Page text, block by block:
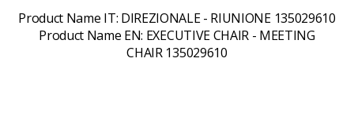
Product Name IT: DIREZIONALE - RIUNIONE 135029610
Product Name EN: EXECUTIVE CHAIR - MEETING
CHAIR 135029610